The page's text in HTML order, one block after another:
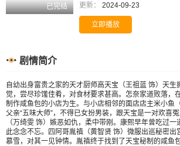
已完结
更新：
2024-09-23
立即播放
剧情简介
自幼出身富贵之家的天才厨师高天宝（王祖蓝 饰）天生
觉，尝尽珍馐佳肴，对食材要求甚高。怎奈家道败落，
制作咸鱼包的小店为生。与小店相邻的面店店主米小鱼
父亲“五味大师”，不得已女扮男装，跟天宝是一对欢喜
（万绮雯 饰）嫉恶如仇，柔中带刚。康熙早年曾吃过
此念念不忘。四阿哥胤禛（黄智贤 饰）微服出巡秘密出
慕雪，对其一见钟情。胤禛终于找到了天宝秘制的咸鱼